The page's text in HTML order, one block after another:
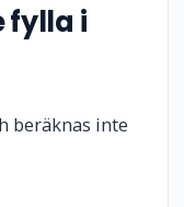
fylla i
beräknas inte